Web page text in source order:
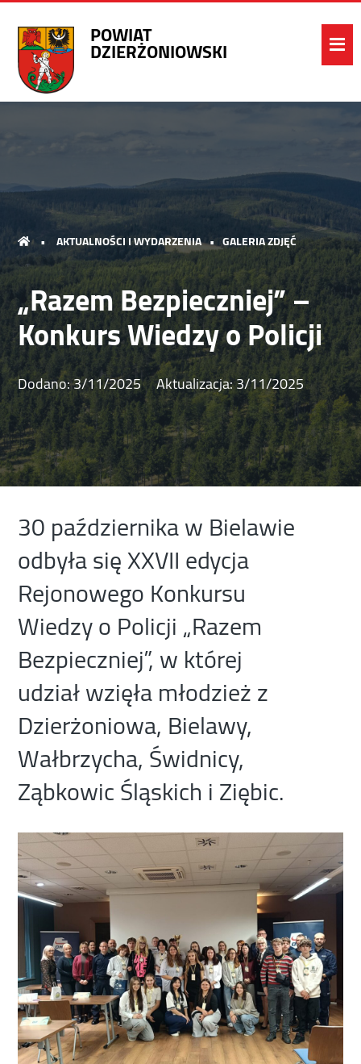
POWIAT
DZIERŻONIOWSKI
• AKTUALNOŚCI I WYDARZENIA • GALERIA ZDJĘĆ
„Razem Bezpieczniej” –
Konkurs Wiedzy o Policji
Dodano:3/11/2025 Aktualizacja:3/11/2025
30 października w Bielawie
odbyła się XXVII edycja
Rejonowego Konkursu
Wiedzy o Policji „Razem
Bezpieczniej”, w której
udział wzięła młodzież z
Dzierżoniowa, Bielawy,
Wałbrzycha, Świdnicy,
Ząbkowic Śląskich i Ziębic.